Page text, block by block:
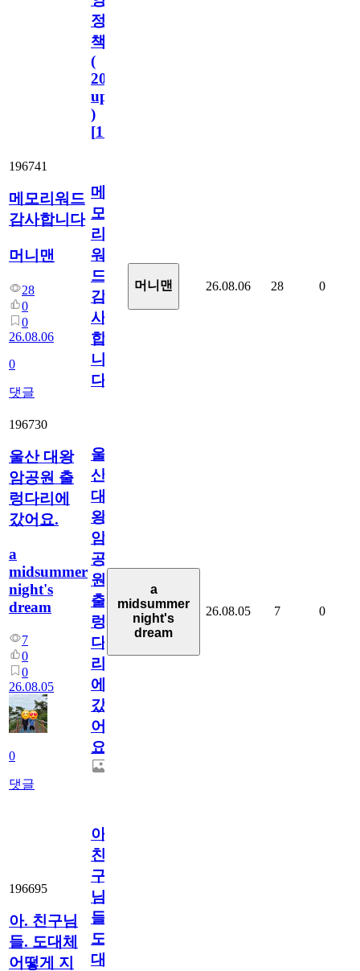
정
책
(
2023.11.1
update
)
[110
196741
메모리워드
감사합니다
머니맨
28
0
0
26.08.06
0
댓글
메
모
리
워
드
감
사
합
니
다
머니맨 26.08.06 28 0
196730
울산 대왕
암공원 출
렁다리에
갔어요.
a
midsummer
night's
dream
7
0
0
26.08.05
0
댓글
울
산
대
왕
암
공
원
출
렁
다
리
에
갔
어
요.
a
midsummer
night's
dream
26.08.05 7 0
196695
아. 친구님
들. 도대체
어떻게 지
아.
친
구
님
들.
도
대